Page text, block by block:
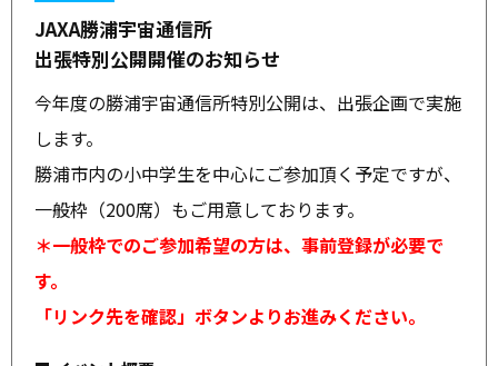
JAXA勝浦宇宙通信所
出張特別公開開催のお知らせ
今年度の勝浦宇宙通信所特別公開は、出張企画で実施
します。
勝浦市内の小中学生を中心にご参加頂く予定ですが、
一般枠（200席）もご用意しております。
＊一般枠でのご参加希望の方は、事前登録が必要で
す。
「リンク先を確認」ボタンよりお進みください。